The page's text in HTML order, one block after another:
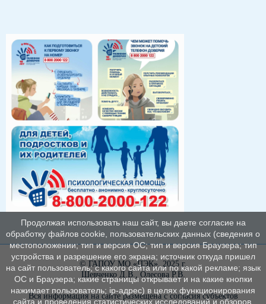
© ГАПОУ МО «ПЭК», 2025 г.
Шевченко Д.В., Олесова Р.В.
Вся информация на сайте размещена с согласия субъектов
Продолжая использовать наш сайт, вы даете согласие на
обработку файлов cookie, пользовательских данных (сведения о
местоположении; тип и версия ОС; тип и версия Браузера; тип
устройства и разрешение его экрана; источник откуда пришел
на сайт пользователь; с какого сайта или по какой рекламе; язык
ОС и Браузера; какие страницы открывает и на какие кнопки
нажимает пользователь; ip-адрес) в целях функционирования
сайта и проведения статистических исследований и обзоров.